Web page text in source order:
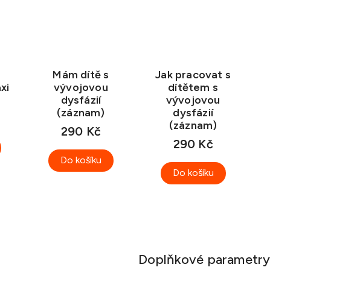
Mám dítě s
vývojovou
dysfázií
(záznam)
290 Kč
Do košíku
Jak pracovat s
dítětem s
vývojovou
dysfázií
(záznam)
290 Kč
Do košíku
Doplňkové parametry